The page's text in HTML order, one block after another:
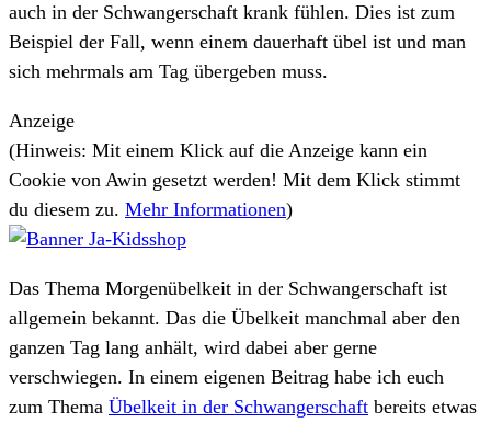
auch in der Schwangerschaft krank fühlen. Dies ist zum
Beispiel der Fall, wenn einem dauerhaft übel ist und man
sich mehrmals am Tag übergeben muss.
Anzeige
(Hinweis: Mit einem Klick auf die Anzeige kann ein
Cookie von Awin gesetzt werden! Mit dem Klick stimmt
du diesem zu. Mehr Informationen)
Das Thema Morgenübelkeit in der Schwangerschaft ist
allgemein bekannt. Das die Übelkeit manchmal aber den
ganzen Tag lang anhält, wird dabei aber gerne
verschwiegen. In einem eigenen Beitrag habe ich euch
zum Thema Übelkeit in der Schwangerschaft bereits etwas